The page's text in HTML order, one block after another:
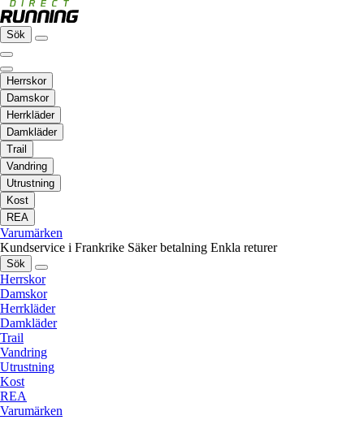
Sök
Herrskor
Damskor
Herrkläder
Damkläder
Trail
Vandring
Utrustning
Kost
REA
Varumärken
Kundservice i Frankrike Säker betalning Enkla returer
Sök
Herrskor
Damskor
Herrkläder
Damkläder
Trail
Vandring
Utrustning
Kost
REA
Varumärken